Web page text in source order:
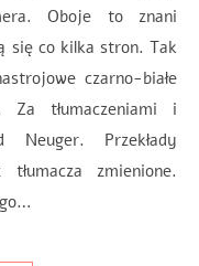
Oboje to znani
się co kilka stron. Tak
czarno-białe
Za tłumaczeniami i
Przekłady
zmienione.